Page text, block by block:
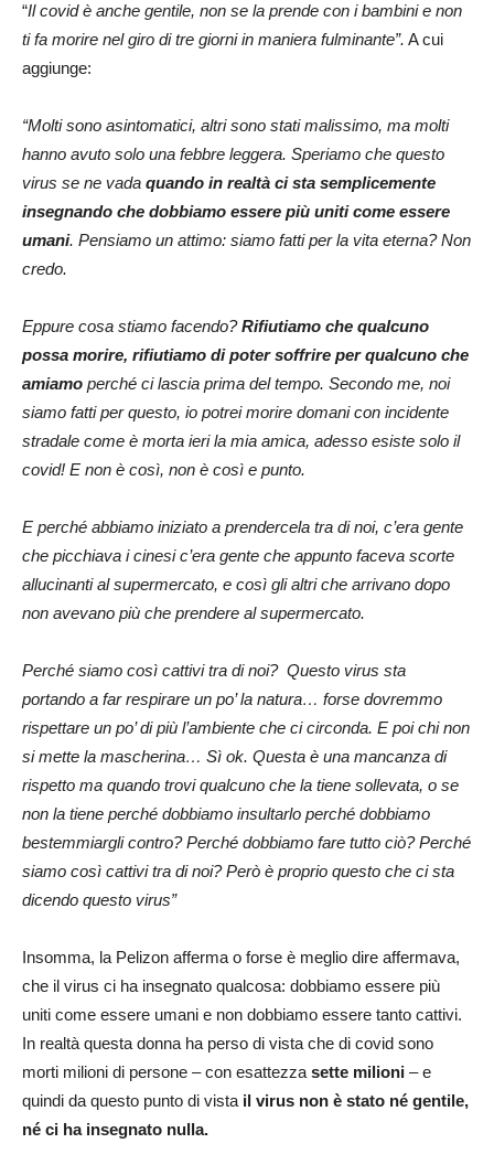
“Il covid è anche gentile, non se la prende con i bambini e non
ti fa morire nel giro di tre giorni in maniera fulminante”. A cui
aggiunge:
“Molti sono asintomatici, altri sono stati malissimo, ma molti
hanno avuto solo una febbre leggera. Speriamo che questo
virus se ne vada quando in realtà ci sta semplicemente
insegnando che dobbiamo essere più uniti come essere
umani. Pensiamo un attimo: siamo fatti per la vita eterna? Non
credo.
Eppure cosa stiamo facendo?Rifiutiamo che qualcuno
possa morire, rifiutiamo di poter soffrire per qualcuno che
amiamo perché ci lascia prima del tempo. Secondo me, noi
siamo fatti per questo, io potrei morire domani con incidente
stradale come è morta ieri la mia amica, adesso esiste solo il
covid! E non è così, non è così e punto.
E perché abbiamo iniziato a prendercela tra di noi, c’era gente
che picchiava i cinesi c’era gente che appunto faceva scorte
allucinanti al supermercato, e così gli altri che arrivano dopo
non avevano più che prendere al supermercato.
Perché siamo così cattivi tra di noi? Questo virus sta
portando a far respirare un po’ la natura… forse dovremmo
rispettare un po’ di più l’ambiente che ci circonda. E poi chi non
si mette la mascherina… Sì ok. Questa è una mancanza di
rispetto ma quando trovi qualcuno che la tiene sollevata, o se
non la tiene perché dobbiamo insultarlo perché dobbiamo
bestemmiargli contro? Perché dobbiamo fare tutto ciò? Perché
siamo così cattivi tra di noi? Però è proprio questo che ci sta
dicendo questo virus”
Insomma, la Pelizon afferma o forse è meglio dire affermava,
che il virus ci ha insegnato qualcosa: dobbiamo essere più
uniti come essere umani e non dobbiamo essere tanto cattivi.
In realtà questa donna ha perso di vista che di covid sono
morti milioni di persone – con esattezza sette milioni – e
quindi da questo punto di vista il virus non è stato né gentile,
né ci ha insegnato nulla.